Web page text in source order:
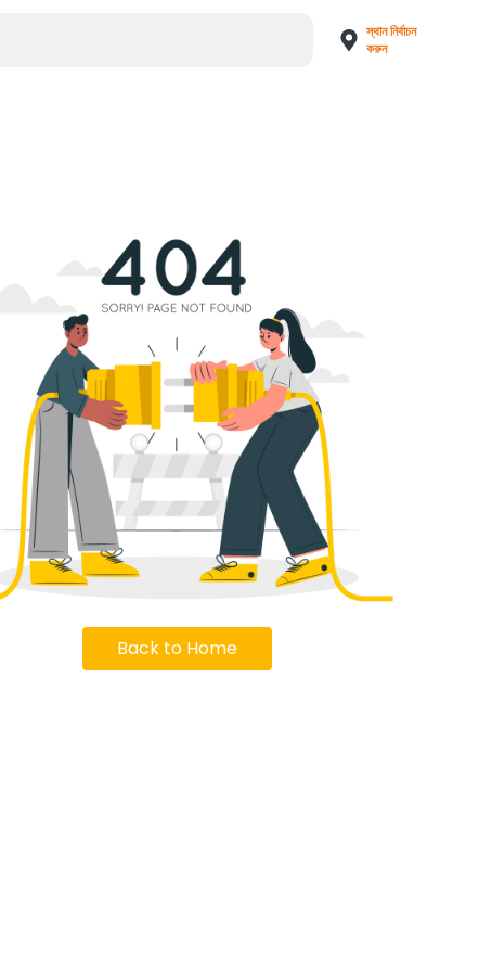
স্থান নির্বাচন
করুন
Back to Home